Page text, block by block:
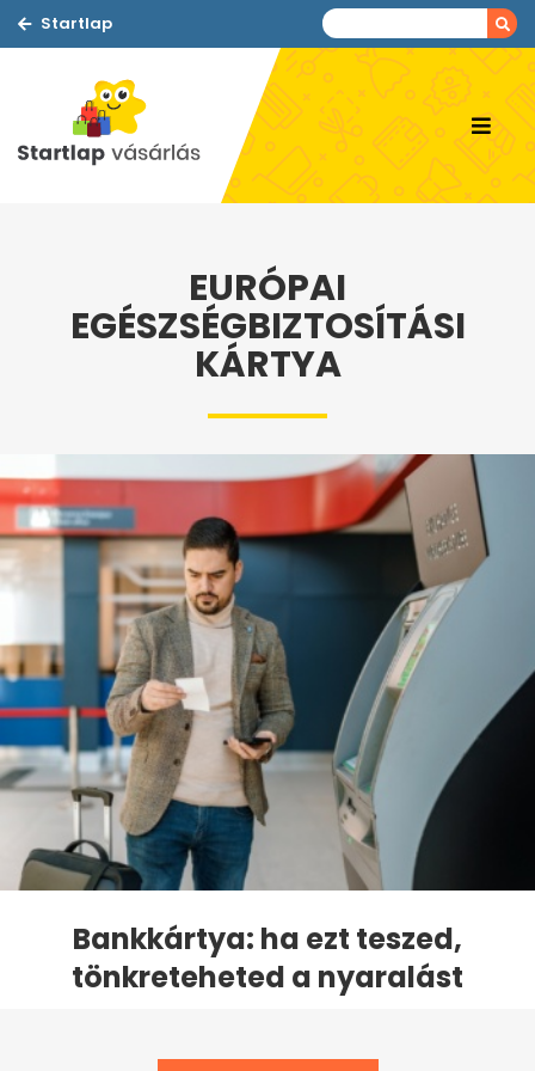
Startlap
EURÓPAI
EGÉSZSÉGBIZTOSÍTÁSI
KÁRTYA
Bankkártya: ha ezt teszed,
tönkreteheted a nyaralást